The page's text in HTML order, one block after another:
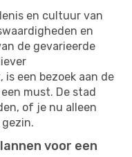
en cultuur van
en
de gevarieerde
een bezoek aan de
must. De stad
of je nu alleen
voor een